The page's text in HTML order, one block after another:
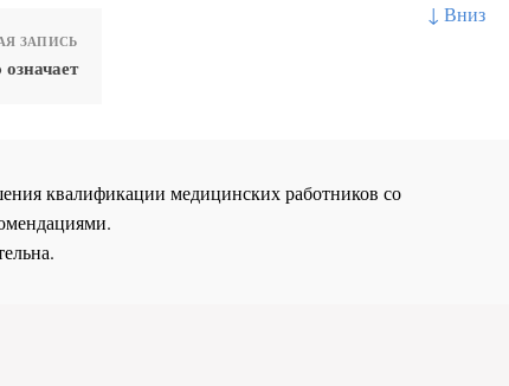
↓ Вниз
ЗАПИСЬ
квалификации медицинских работников со